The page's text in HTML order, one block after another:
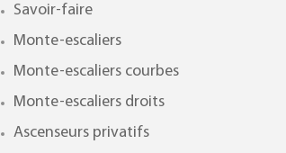
Savoir-faire
Monte-escaliers
Monte-escaliers courbes
Monte-escaliers droits
Ascenseurs privatifs